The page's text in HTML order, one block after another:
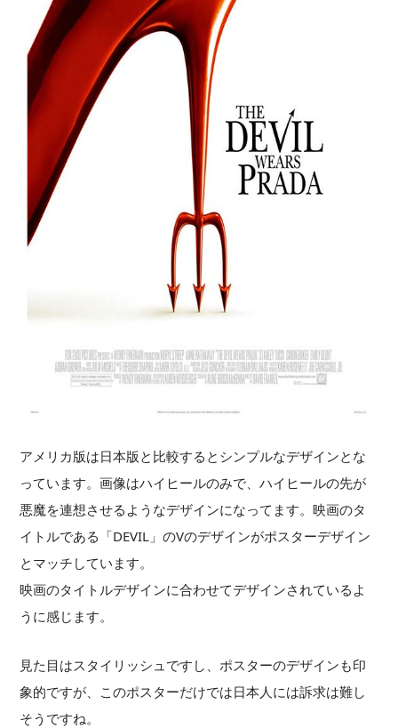
アメリカ版は日本版と比較するとシンプルなデザインとな
っています。画像はハイヒールのみで、ハイヒールの先が
悪魔を連想させるようなデザインになってます。映画のタ
イトルである「DEVIL」のVのデザインがポスターデザイン
とマッチしています。
映画のタイトルデザインに合わせてデザインされているよ
うに感じます。
見た目はスタイリッシュですし、ポスターのデザインも印
象的ですが、このポスターだけでは日本人には訴求は難し
そうですね。